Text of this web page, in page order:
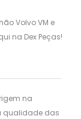
Volvo VM e
na Dex Peças!
na
qualidade das